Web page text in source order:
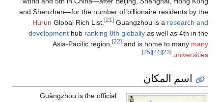
and Shenzhen—for the number of billionaire residents
HurunGlobal Rich List. Guangzhou is a
developmenthubranking 8th globallyas well as 4th
Asia-Pacific region,
and is home to many
.
[23]
اسم المكان
Guǎngzhōuis the official